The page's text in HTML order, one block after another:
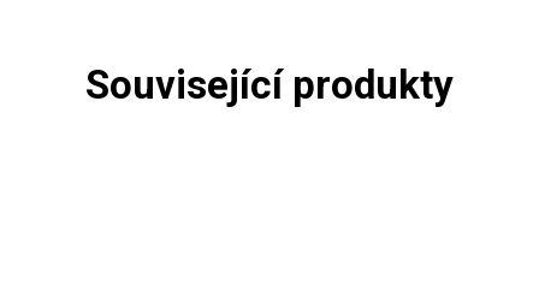
Související produkty